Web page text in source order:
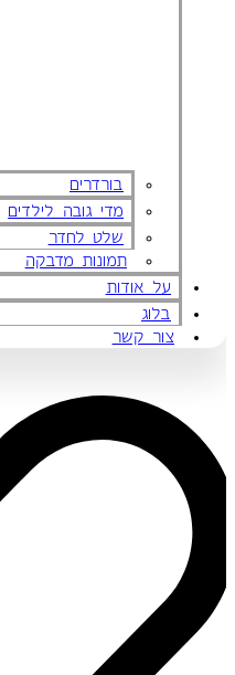
בורדרים
מדי גובה לילדים
שלט לחדר
תמונות מדבקה
על אודות
בלוג
צור קשר